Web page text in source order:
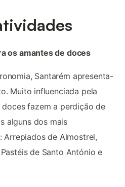
os amantes de doces
Santarém apresenta-
Muito influenciada pela
fazem a perdição de
alguns dos mais
de Almostrel,
de Santo António e